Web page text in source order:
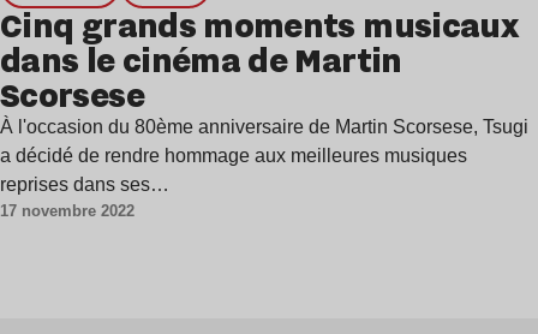
Cinq grands moments musicaux
dans le cinéma de Martin
Scorsese
À l'occasion du 80ème anniversaire de Martin Scorsese, Tsugi
a décidé de rendre hommage aux meilleures musiques
reprises dans ses…
17 novembre 2022